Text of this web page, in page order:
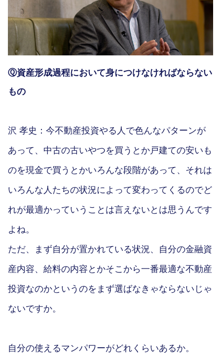
Ⓠ資産形成過程において身につけなければならない
もの
沢 孝史：今不動産投資やる人で色んなパターンが
あって、中古の古いやつを買うとか戸建ての安いも
のを現金で買うとかいろんな段階があって、それは
いろんな人たちの状況によって変わってくるのでど
れが最適かっていうことは言えないとは思うんです
よね。
ただ、まず自分が置かれている状況、自分の金融資
産内容、給料の内容とかそこから一番最適な不動産
投資なのかというのをまず選ばなきゃならないじゃ
ないですか。
自分の使えるマンパワーがどれくらいあるか。